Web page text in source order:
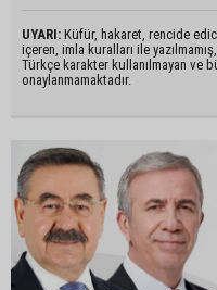
UYARI: Küfür, hakaret, rencide
içeren, imla kuralları ile yazılmamış,
Türkçe karakter kullanılmayan ve
onaylanmamaktadır.